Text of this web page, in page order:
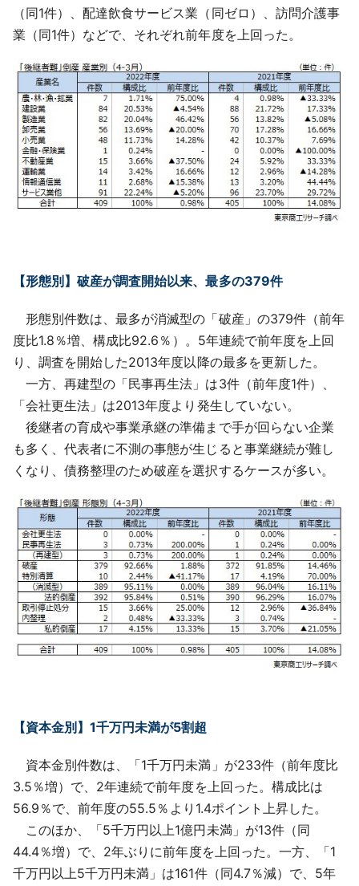
（同1件）、配達飲食サービス業（同ゼロ）、訪問介護事
業（同1件）などで、それぞれ前年度を上回った。
【形態別】破産が調査開始以来、最多の379件
形態別件数は、最多が消滅型の「破産」の379件（前年
度比1.8％増、構成比92.6％）。5年連続で前年度を上回
り、調査を開始した2013年度以降の最多を更新した。
一方、再建型の「民事再生法」は3件（前年度1件）、
「会社更生法」は2013年度より発生していない。
後継者の育成や事業承継の準備まで手が回らない企業
も多く、代表者に不測の事態が生じると事業継続が難し
くなり、債務整理のため破産を選択するケースが多い。
【資本金別】1千万円未満が5割超
資本金別件数は、「1千万円未満」が233件（前年度比
3.5％増）で、2年連続で前年度を上回った。構成比は
56.9％で、前年度の55.5％より1.4ポイント上昇した。
このほか、「5千万円以上1億円未満」が13件（同
44.4％増）で、2年ぶりに前年度を上回った。一方、「1
千万円以上5千万円未満」は161件（同4.7％減）で、5年